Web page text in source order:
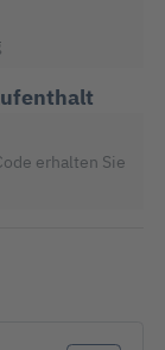
erhalten Sie